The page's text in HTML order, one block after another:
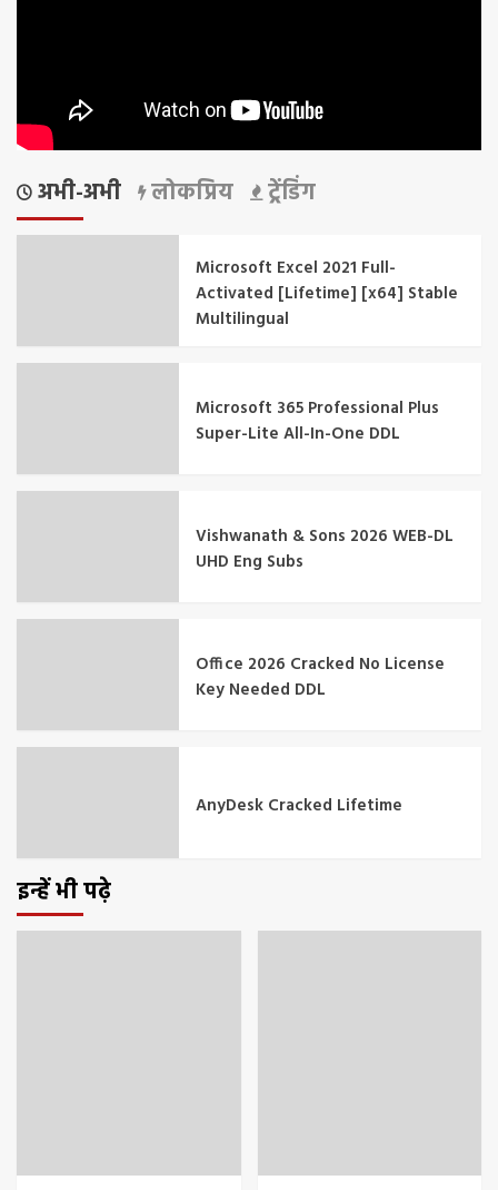
अभी-अभी लोकप्रिय ट्रेंडिंग
Microsoft Excel 2021 Full-
Activated [Lifetime] [x64] Stable
Multilingual
Microsoft 365 Professional Plus
Super-Lite All-In-One DDL
Vishwanath & Sons 2026 WEB-DL
UHD Eng Subs
Office 2026 Cracked No License
Key Needed DDL
AnyDesk Cracked Lifetime
इन्हें भी पढ़े